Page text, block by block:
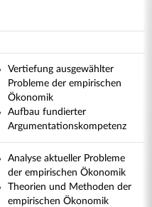
Vertiefung ausgewählter
Probleme der empirischen
Ökonomik
Aufbau fundierter
Argumentationskompetenz
Analyse aktueller Probleme
der empirischen Ökonomik
Theorien und Methoden der
empirischen Ökonomik